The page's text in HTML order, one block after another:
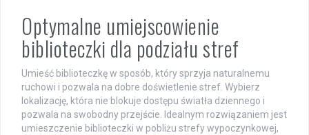
Optymalne umiejscowienie
biblioteczki dla podziału stref
Umieść biblioteczkę w sposób, który sprzyja naturalnemu
ruchowi i pozwala na dobre doświetlenie stref. Wybierz
lokalizację, która nie blokuje dostępu światła dziennego i
pozwala na swobodny przejście. Idealnym rozwiązaniem jest
umieszczenie biblioteczki w pobliżu strefy wypoczynkowej,